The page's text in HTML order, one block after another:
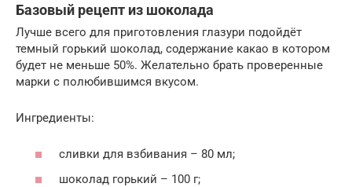
Базовый рецепт из шоколада
Лучше всего для приготовления глазури подойдёт
темный горький шоколад, содержание какао в котором
будет не меньше 50%. Желательно брать проверенные
марки с полюбившимся вкусом.
Ингредиенты:
сливки для взбивания – 80 мл;
шоколад горький – 100 г;